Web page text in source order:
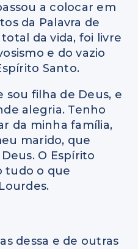
a colocar em
da Palavra de
da vida, foi livre
e do vazio
Santo.
sou filha de Deus, e
alegria. Tenho
da minha família,
marido, que
O Espírito
tudo o que
dessa e de outras